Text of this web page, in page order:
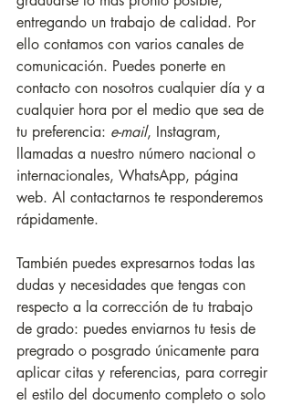
entregando un trabajo de calidad. Por
ello contamos con varios canales de
comunicación. Puedes ponerte en
contacto con nosotros cualquier día y a
cualquier hora por el medio que sea de
tu preferencia: e-mail, Instagram,
llamadas a nuestro número nacional o
internacionales, WhatsApp, página
web. Al contactarnos te responderemos
rápidamente.
También puedes expresarnos todas las
dudas y necesidades que tengas con
respecto a la corrección de tu trabajo
de grado: puedes enviarnos tu tesis de
pregrado o posgrado únicamente para
aplicar citas y referencias, para corregir
el estilo del documento completo o solo